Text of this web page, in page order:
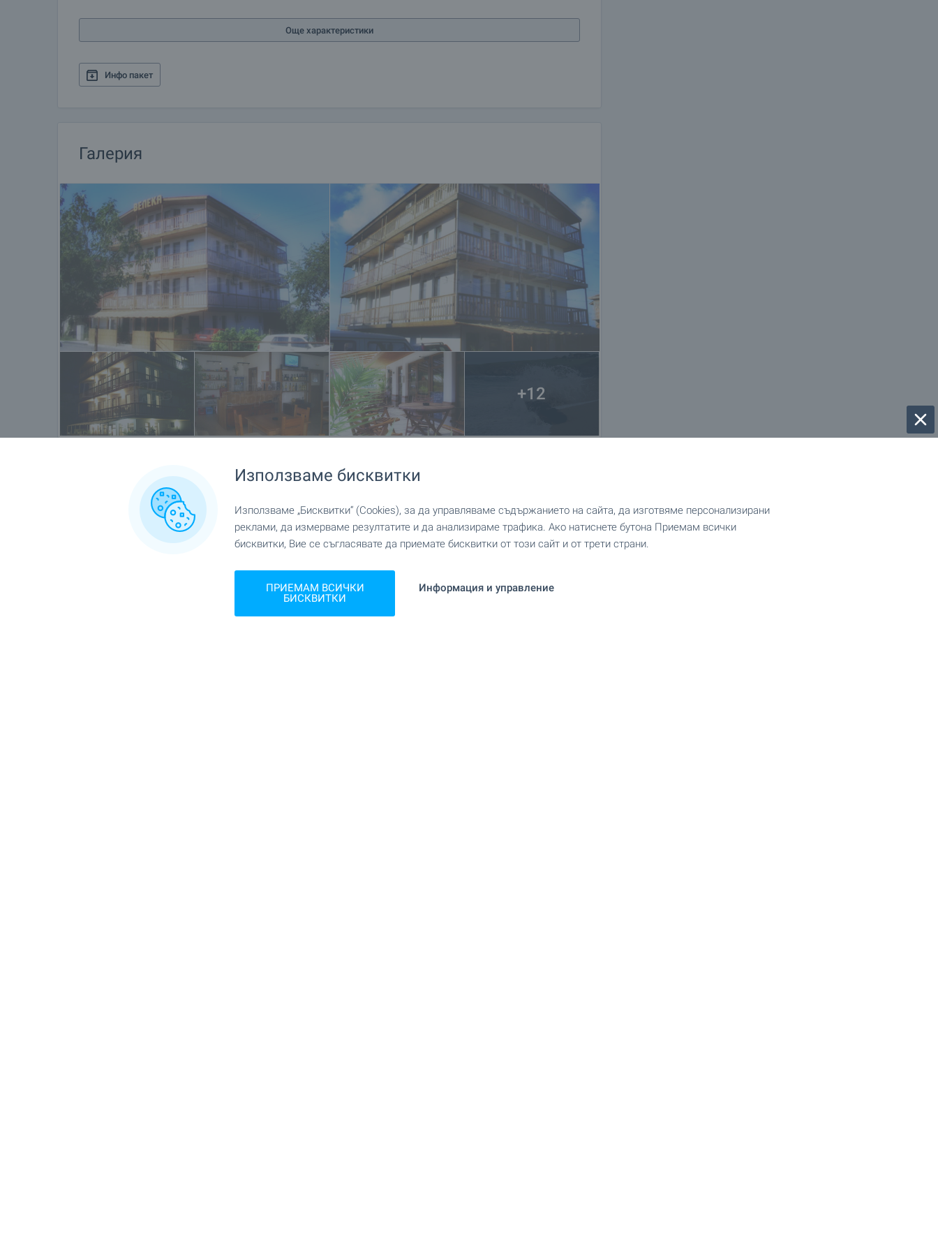
гледки, които всякога ще топлят сърцето ти и ще искаш да се завърнеш тук отново и отново...
Още характеристики
Инфо пакет
Галерия
+12
Местоположение
с. Синеморец
Използваме бисквитки
Използваме „Бисквитки“ (Cookies), за да управляваме съдържанието на сайта, да изготвяме персонализирани
реклами, да измерваме резултатите и да анализираме трафика. Ако натиснете бутона Приемам всички
бисквитки, Вие се съгласявате да приемате бисквитки от този сайт и от трети страни.
ПРИЕМАМ ВСИЧКИ
БИСКВИТКИ
Информация и управление